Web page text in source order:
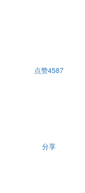
点赞4587
分享